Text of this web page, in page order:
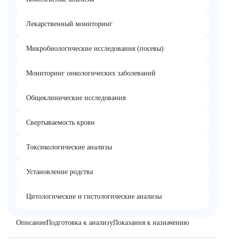
Лекарственный мониторинг
Микробиологические исследования (посевы)
Мониторинг онкологических заболеваний
Общеклинические исследования
Свертываемость крови
Токсикологические анализы
Установление родства
Цитологические и гистологические анализы
ОписаниеПодготовка к анализуПоказания к назначению